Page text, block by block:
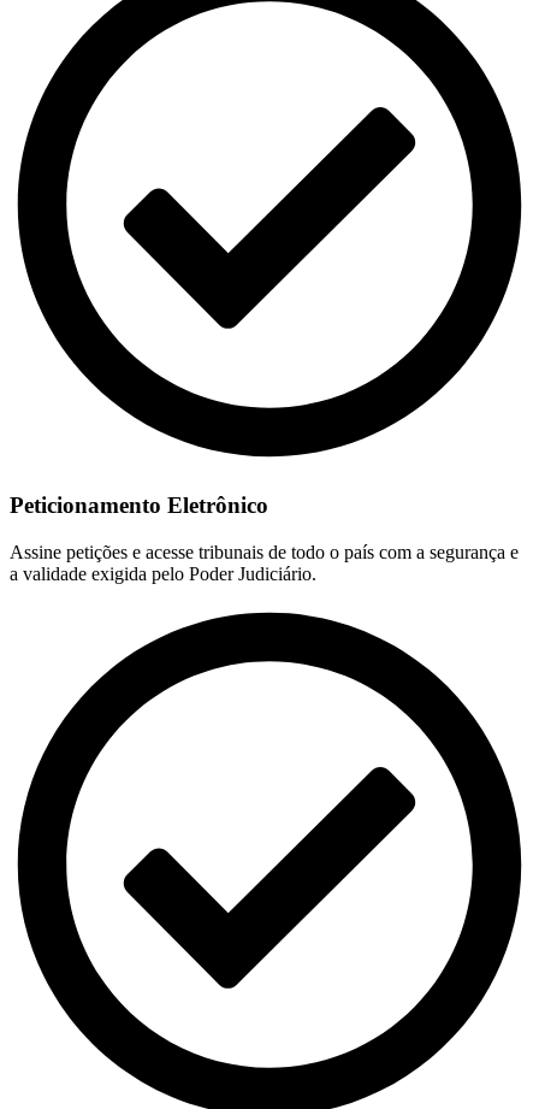
Peticionamento Eletrônico
Assine petições e acesse tribunais de todo o país com a segurança e
a validade exigida pelo Poder Judiciário.